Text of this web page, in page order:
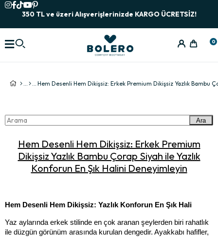
350 TL ve üzeri Alışverişlerinizde KARGO ÜCRETSİZ!
0
Ara
Hem Desenli Hem Dikişsiz: Erkek Premium
Dikişsiz Yazlık Bambu Çorap Siyah ile Yazlık
Konforun En Şık Halini Deneyimleyin
Hem Desenli Hem Dikişsiz: Yazlık Konforun En Şık Hali
Yaz aylarında erkek stilinde en çok aranan şeylerden biri rahatlık
ile düzgün görünüm arasında kurulan dengedir. Ayakkabı hafifler,